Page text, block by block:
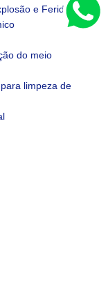
e Feridos
do meio
limpeza de